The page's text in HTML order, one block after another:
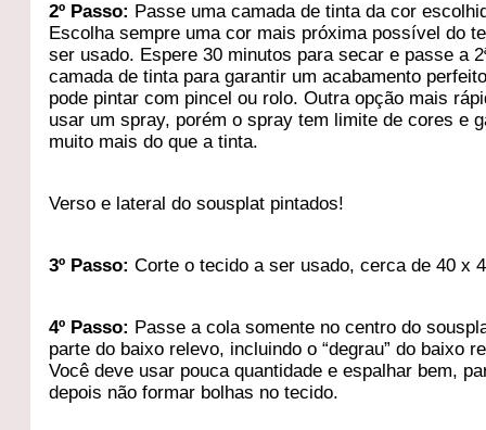
2º Passo: Passe uma camada de tinta da cor
Escolha sempre uma cor mais próxima possível do
ser usado. Espere 30 minutos para secar e passe a
camada de tinta para garantir um acabamento
pode pintar com pincel ou rolo. Outra opção mais
usar um spray, porém o spray tem limite de cores e
muito mais do que a tinta.
Verso e lateral do sousplat pintados!
3º Passo: Corte o tecido a ser usado, cerca de 40 x
4º Passo: Passe a cola somente no centro do
parte do baixo relevo, incluindo o “degrau” do baixo
Você deve usar pouca quantidade e espalhar bem,
depois não formar bolhas no tecido.